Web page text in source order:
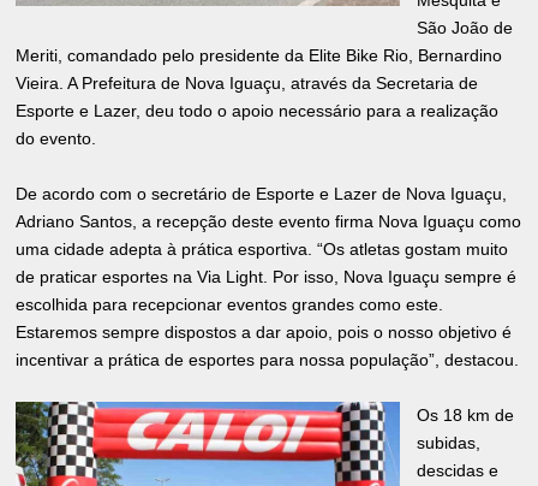
São João de
Meriti, comandado pelo presidente da Elite Bike Rio, Bernardino
Vieira. A Prefeitura de Nova Iguaçu, através da Secretaria de
Esporte e Lazer, deu todo o apoio necessário para a realização
do evento.
De acordo com o secretário de Esporte e Lazer de Nova Iguaçu,
Adriano Santos, a recepção deste evento firma Nova Iguaçu como
uma cidade adepta à prática esportiva. “Os atletas gostam muito
de praticar esportes na Via Light. Por isso, Nova Iguaçu sempre é
escolhida para recepcionar eventos grandes como este.
Estaremos sempre dispostos a dar apoio, pois o nosso objetivo é
incentivar a prática de esportes para nossa população”, destacou.
Os 18 km de
subidas,
descidas e